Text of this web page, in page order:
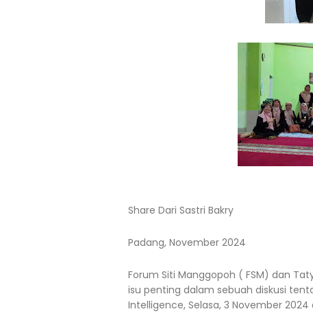
Share Dari Sastri Bakry
Padang, November 2024
Forum Siti Manggopoh ( FSM) dan
isu penting dalam sebuah diskusi
Intelligence, Selasa, 3 November 2024